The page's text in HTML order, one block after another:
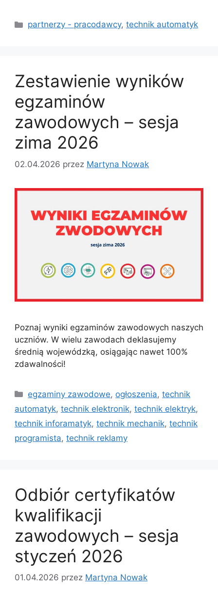
partnerzy - pracodawcy,technik automatyk
Zestawienie wyników
egzaminów
zawodowych – sesja
zima 2026
02.04.2026 przez Martyna Nowak
Poznaj wyniki egzaminów zawodowych naszych
uczniów. W wielu zawodach deklasujemy
średnią wojewódzką, osiągając nawet 100%
zdawalności!
egzaminy zawodowe, ogłoszenia,technik
automatyk, technik elektronik, technik elektryk,
technik inforamatyk, technik mechanik, technik
programista, technik reklamy
Odbiór certyfikatów
kwalifikacji
zawodowych – sesja
styczeń 2026
01.04.2026 przez Martyna Nowak